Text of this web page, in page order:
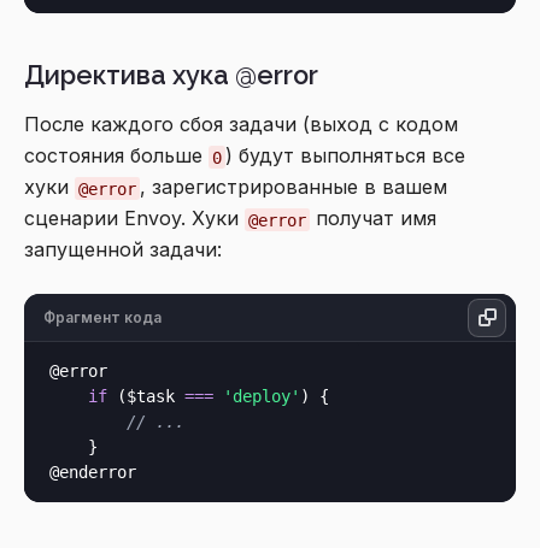
Директива хука @error
После каждого сбоя задачи (выход с кодом
состояния больше
0 ) будут выполняться все
хуки @error , зарегистрированные в вашем
сценарии Envoy. Хуки @error получат имя
запущенной задачи:
Фрагмент кода
@error
if ($task === 'deploy' ) {
// ...
    }